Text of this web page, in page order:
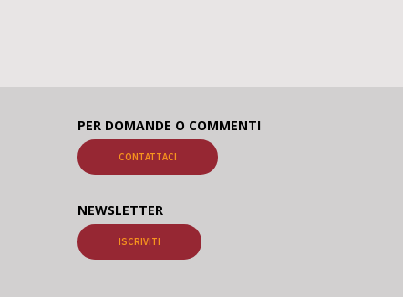
PER DOMANDE O COMMENTI
CONTATTACI
NEWSLETTER
ISCRIVITI